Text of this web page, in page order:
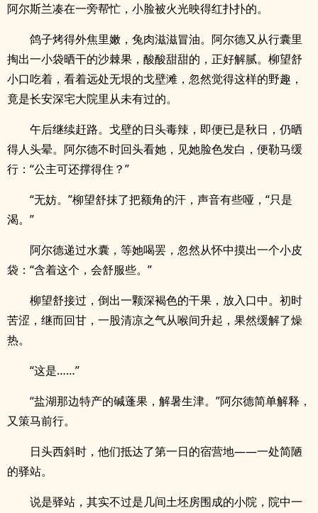
阿尔斯兰凑在一旁帮忙，小脸被火光映得红扑扑的。
鸽子烤得外焦里嫩，兔肉滋滋冒油。阿尔德又从行囊里
掏出一小袋晒干的沙棘果，酸酸甜甜的，正好解腻。柳望舒
小口吃着，看着远处无垠的戈壁滩，忽然觉得这样的野趣，
竟是长安深宅大院里从未有过的。
午后继续赶路。戈壁的日头毒辣，即便已是秋日，仍晒
得人头晕。阿尔德不时回头看她，见她脸色发白，便勒马缓
行：“公主可还撑得住？”
“无妨。”柳望舒抹了把额角的汗，声音有些哑，“只是
渴。”
阿尔德递过水囊，等她喝罢，忽然从怀中摸出一个小皮
袋：“含着这个，会舒服些。”
柳望舒接过，倒出一颗深褐色的干果，放入口中。初时
苦涩，继而回甘，一股清凉之气从喉间升起，果然缓解了燥
热。
“这是……”
“盐湖那边特产的碱蓬果，解暑生津。”阿尔德简单解释，
又策马前行。
日头西斜时，他们抵达了第一日的宿营地——一处简陋
的驿站。
说是驿站，其实不过是几间土坯房围成的小院，院中一